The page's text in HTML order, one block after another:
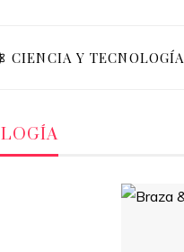
CIENCIA Y TECNOLOGÍA